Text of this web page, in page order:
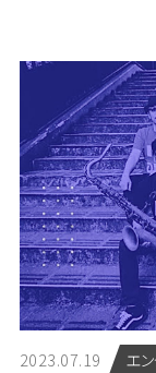
2023.07.19 エ